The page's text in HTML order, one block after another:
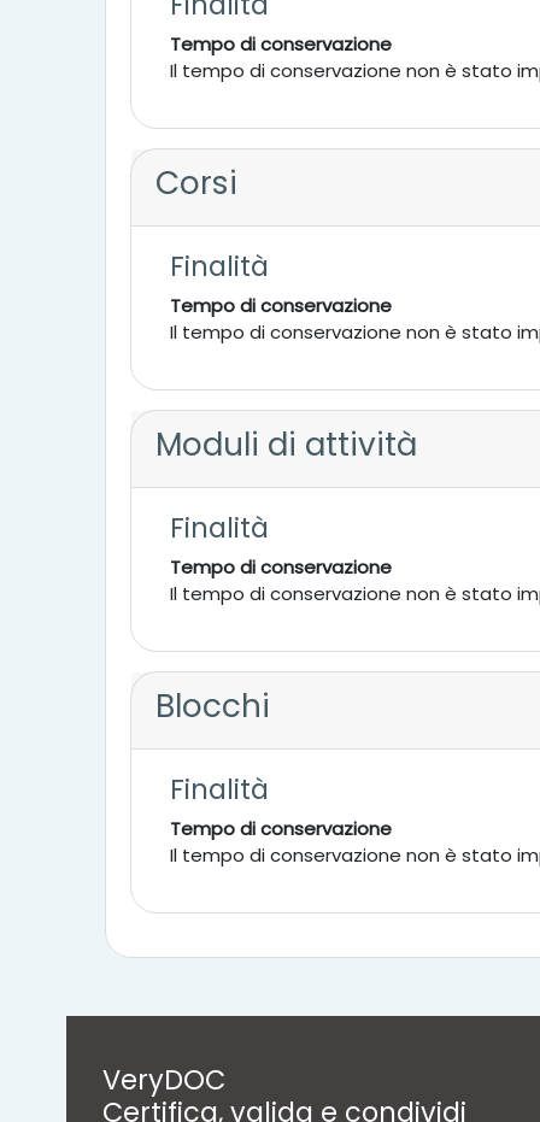
Tempo di conservazione
Il tempo di conservazione non è stato
Corsi
Finalità
Tempo di conservazione
Il tempo di conservazione non è stato
Moduli di attività
Finalità
Tempo di conservazione
Il tempo di conservazione non è stato
Blocchi
Finalità
Tempo di conservazione
Il tempo di conservazione non è stato
VeryDOC
Certifica, valida e condividi